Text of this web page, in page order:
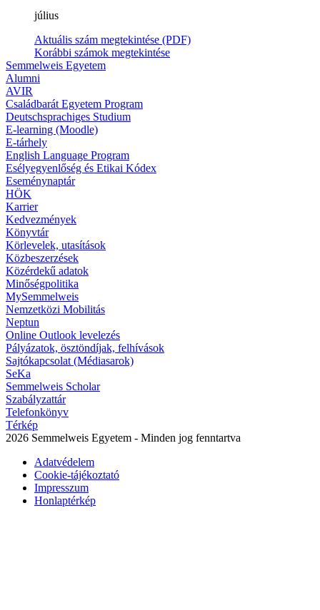
július
Aktuális szám megtekintése (PDF)
Korábbi számok megtekintése
Semmelweis Egyetem
Alumni
AVIR
Családbarát Egyetem Program
Deutschsprachiges Studium
E-learning (Moodle)
E-tárhely
English Language Program
Esélyegyenlőség és Etikai Kódex
Eseménynaptár
HÖK
Karrier
Kedvezmények
Könyvtár
Körlevelek, utasítások
Közbeszerzések
Közérdekű adatok
Minőségpolitika
MySemmelweis
Nemzetközi Mobilitás
Neptun
Online Outlook levelezés
Pályázatok, ösztöndíjak, felhívások
Sajtókapcsolat (Médiasarok)
SeKa
Semmelweis Scholar
Szabályzattár
Telefonkönyv
Térkép
2026 Semmelweis Egyetem - Minden jog fenntartva
Adatvédelem
Cookie-tájékoztató
Impresszum
Honlaptérkép